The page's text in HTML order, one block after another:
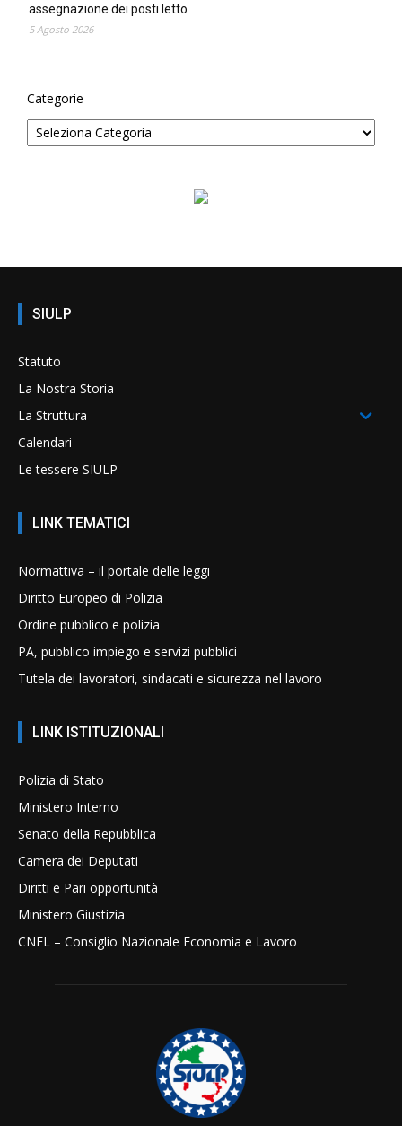
assegnazione dei posti letto
5 Agosto 2026
Categorie
SIULP
Statuto
La Nostra Storia
La Struttura
Calendari
Le tessere SIULP
LINK TEMATICI
Normattiva – il portale delle leggi
Diritto Europeo di Polizia
Ordine pubblico e polizia
PA, pubblico impiego e servizi pubblici
Tutela dei lavoratori, sindacati e sicurezza nel lavoro
LINK ISTITUZIONALI
Polizia di Stato
Ministero Interno
Senato della Repubblica
Camera dei Deputati
Diritti e Pari opportunità
Ministero Giustizia
CNEL – Consiglio Nazionale Economia e Lavoro